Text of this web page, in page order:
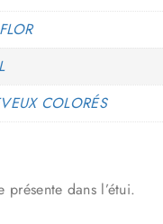
COLORÉS
dans l’étui.